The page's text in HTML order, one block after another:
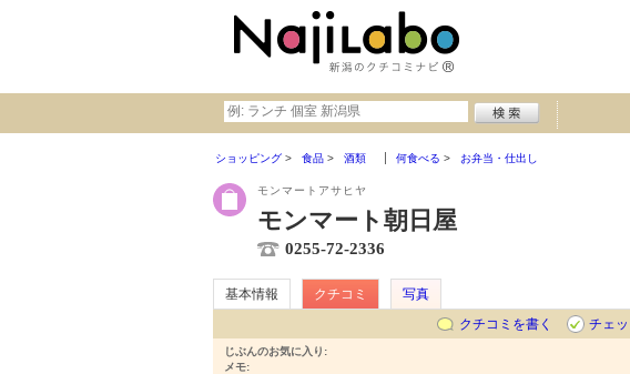
ショッピング 食品 酒類 何食べる お弁当・仕出し
モンマートアサヒヤ
モンマート朝日屋
0255-72-2336
基本情報 クチコミ
写真
クチコミを書く
チェ
じぶんのお気に入り:
メモ: